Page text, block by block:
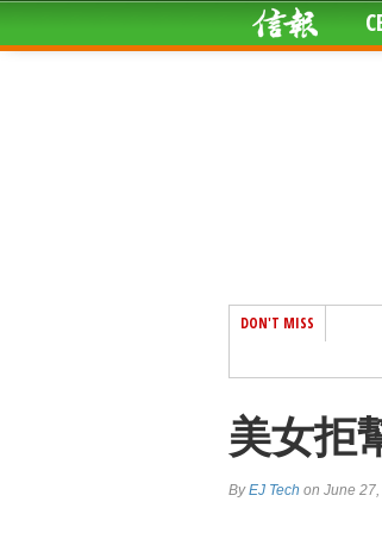
DON'T MISS
美女拒
ByEJ Tech on June